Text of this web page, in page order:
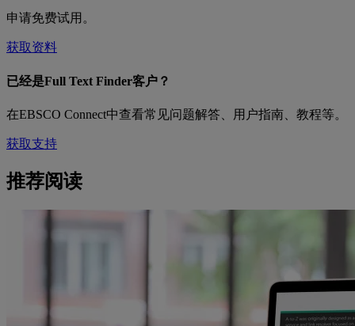
申请免费试用。
获取资料
已经是Full Text Finder客户？
在EBSCO Connect中查看常见问题解答、用户指南、教程等。
获取支持
推荐阅读